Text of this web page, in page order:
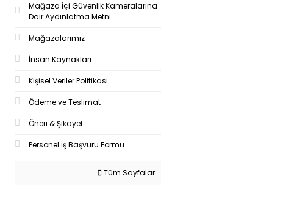
Mağaza İçi Güvenlik Kameralarına
Dair Aydınlatma Metni
Mağazalarımız
İnsan Kaynakları
Kişisel Veriler Politikası
Ödeme ve Teslimat
Öneri & Şikayet
Personel İş Başvuru Formu
Tüm Sayfalar